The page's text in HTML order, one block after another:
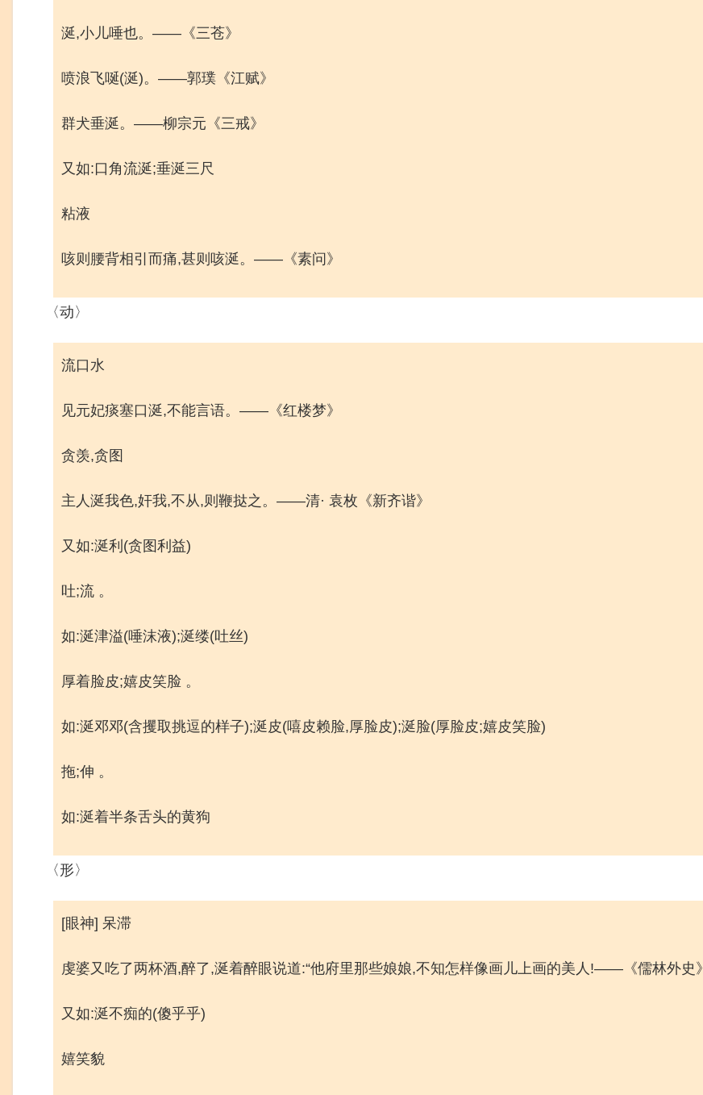
涎,小儿唾也。——《三苍》
喷浪飞唌(涎)。——郭璞《江赋》
群犬垂涎。——柳宗元《三戒》
又如:口角流涎;垂涎三尺
粘液
咳则腰背相引而痛,甚则咳涎。——《素问》
〈动〉
流口水
见元妃痰塞口涎,不能言语。——《红楼梦》
贪羡,贪图
主人涎我色,奸我,不从,则鞭挞之。——清· 袁枚《新齐谐》
又如:涎利(贪图利益)
吐;流 。
如:涎津溢(唾沫液);涎缕(吐丝)
厚着脸皮;嬉皮笑脸 。
如:涎邓邓(含攫取挑逗的样子);涎皮(嘻皮赖脸,厚脸皮);涎脸(厚脸皮;嬉皮笑脸)
拖;伸 。
如:涎着半条舌头的黄狗
〈形〉
[眼神] 呆滞
虔婆又吃了两杯酒,醉了,涎着醉眼说道:“他府里那些娘娘,不知怎样像画儿上画的美人!——《儒林外史》
又如:涎不痴的(傻乎乎)
嬉笑貌